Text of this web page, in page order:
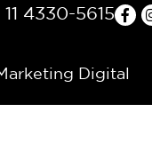
11 4330-5615
Digital